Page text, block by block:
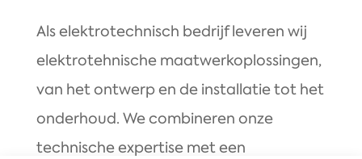
Als elektrotechnisch bedrijf leveren wij
elektrotehnische maatwerkoplossingen,
van het ontwerp en de installatie tot het
onderhoud. We combineren onze
technische expertise met een